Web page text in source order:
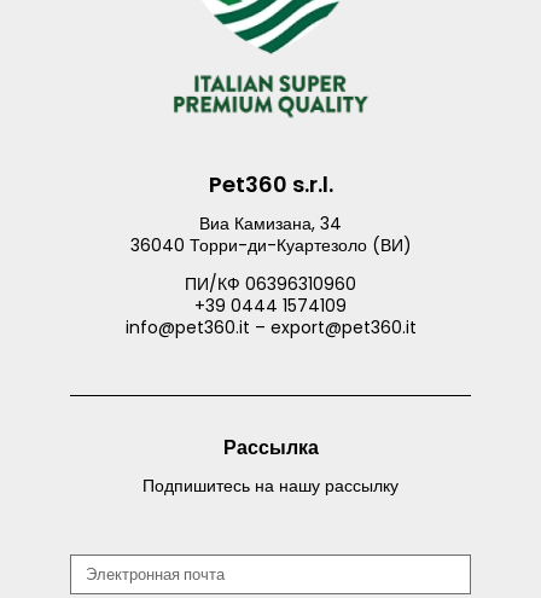
Pet360 s.r.l.
Виа Камизана, 34
36040 Торри-ди-Куартезоло (ВИ)
ПИ/КФ 06396310960
+39 0444 1574109
info@pet360.it – export@pet360.it
Рассылка
Подпишитесь на нашу рассылку